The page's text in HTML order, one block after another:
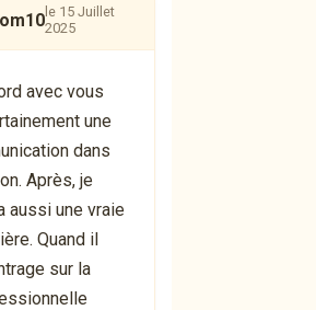
le 15 Juillet
2025
avec vous
une
dans
Après, je
aussi une vraie
Quand il
sur la